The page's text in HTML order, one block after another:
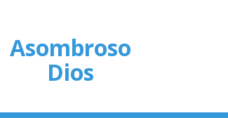
Asombroso
Dios